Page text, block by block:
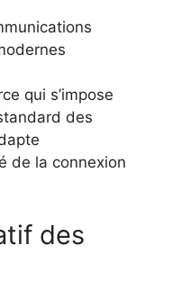
qui s’impose
des
de la connexion
des